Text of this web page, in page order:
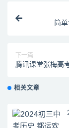
简
下一篇
腾讯课堂张梅高
相关文章